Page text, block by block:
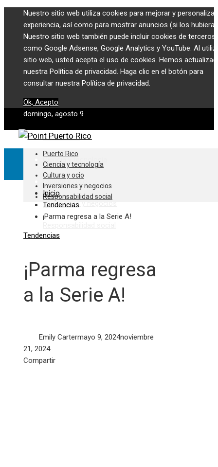
Nuestro sitio web utiliza cookies para mejorar y
experiencia, así como para mostrar anuncios (si los hubiera).
Nuestro sitio web también puede incluir cookies de terceros,
como Google Adsense, Google Analytics y YouTube. Al
sitio web, usted acepta el uso de cookies. Hemos
nuestra Política de privacidad. Haga clic en el botón para
consultar nuestra Política de privacidad.
Ok, Acepto
domingo, agosto 9
Puerto Rico
Ciencia y tecnología
Cultura y ocio
Inversiones y negocios
Puerto Rico
Ciencia y tecnología
Cultura y ocio
Inversiones y negocios
Responsabilidad social
Inicio
Tendencias
¡Parma regresa a la Serie A!
Tendencias
¡Parma regresa
a la Serie A!
Emily Cartermayo 9, 2024noviembre
21, 2024
Facebook
Twitter
LinkedIn
Pinterest
Stumbleupon
Email
Compartir